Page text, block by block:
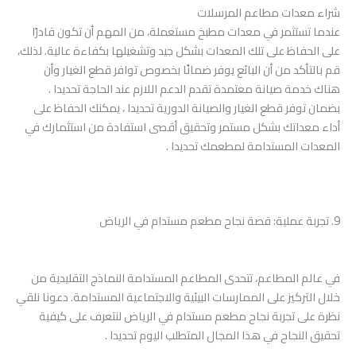
شراء معدات مطاعم المرسلات
عندما تستثمر في معدات مطبخ مستعملة، من المهم أن تكون قادرًا
على الحفاظ على تلك المعدات بشكل جيد وتشغيلها بكفاءة عالية. لذلك،
قم بالتأكد من أن البائع يوفر ضمانًا بخصوص توافر قطع الغيار وأن
هناك خدمة صيانة معتمدة تقدم الدعم اللازم عند الحاجة تحديدا .
بضمان توفر قطع الغيار والصيانة الدورية تحديدا ، يمكنك الحفاظ على
أداء معداتك بشكل مستمر وتحقيق أقصى استفادة من استثمارك في
المعدات المستدامة لمطعمك تحديدا .
9. تجربة عملية: قصة نجاح مطعم مستدام في الرياض
في عالم المطاعم، تتحدى المطاعم المستدامة النماذج التقليدية من
خلال التركيز على الممارسات البيئية والاجتماعية المستدامة. دعونا نلقي
نظرة على تجربة نجاح مطعم مستدام في الرياض لنتعرف على كيفية
تحقيق النجاح في هذا المجال المتطلب اليوم تحديدا .